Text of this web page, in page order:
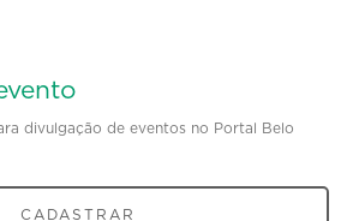
divulgação de eventos no Portal Belo
CADASTRAR